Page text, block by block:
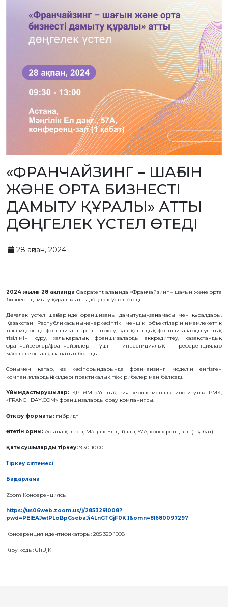
РЕКВИЗИТТЕРІ
АЛМАТЫ
ФИЛИАЛЫ
ЫНТЫМАҚТАСТЫҚ
БОС
ОРЫНДАР
«ҚАЗАҚСТАННЫҢ
ЗИЯТКЕРЛІК
МЕНШІГІ»
ЖУРНАЛЫ
САТЫП
АЛУЛАР
СЫБАЙЛАС
ЖЕМҚОРЛЫҚҚА
ҚИМЫЛ
ФОРУМЫ
ПАЙДАЛЫ
МОДЕЛЬДЕР
ӨНЕРКӘСІПТІК
ҮЛГІЛЕР
СЕЛЕКЦИЯЛЫҚ
ЖЕТІСТІКТЕР
ТАУАР
БЕЛГІЛЕРІ
ШЫҒАРЫЛҒАН
ЖЕРДIҢ
ГЕОГРАФИЯЛЫҚ
НҰСҚАМАЛАР
ИНТЕГРАЛДЫҚ
МИКРОСХЕМА
ҚҰҚЫҚТАР
ДИРЕКТОРДЫҢ
КАРТА
НҰСҚАМАЛАР
ТАУАРЛАР
«ФРАНЧАЙЗИНГ – ШАҒЫН
ЖӘНЕ ОРТА БИЗНЕСТІ
ДАМЫТУ ҚҰРАЛЫ» АТТЫ
ДӨҢГЕЛЕК ҮСТЕЛ ӨТЕДІ
28 ақпан, 2024
2024 жылғы 28 ақпанда Qazpatent алаңында «Франчайзинг – шағын және орта
бизнесті дамыту құралы» атты дөңгелек үстел өтеді.
Дөңгелек үстел шеңберінде франшизаны дамытудың заңнамасы мен құралдары,
Қазақстан Республикасының өнеркәсіптік меншік объектілерінің мемлекеттік
тізілімдерінде франшиза шартын тіркеу, қазақстандық франшизалардың ұлттық
тізілімін құру, халықаралық франшизаларды аккредиттеу, қазақстандық
франчайзерлер/франчайзилер үшін инвестициялық преференциялар
мәселелері талқыланатын болады.
Сонымен қатар, өз кәсіпорындарында франчайзинг моделін енгізген
компаниялардың өкілдері практикалық тәжірибелерімен бөліседі.
Ұйымдастырушылар: ҚР ӘМ «Ұлттық зияткерлік меншік институты» РМК,
«FRANCHDAY.COM» франшизаларды орау компаниясы.
Өткізу форматы: гибридті
Өтетін орны: Астана қаласы, Мәңгілік Ел даңғылы, 57А, конференц зал (1 қабат)
Қатысушыларды тіркеу: 9:30-10:00
Тіркеу сілтемесі
Бағдарлама
Zoom Конференциясы
https://us06web.zoom.us/j/2853291008?
pwd=PElEAJwtPLoBpGsebaJi4LnGTGjF0K.1&omn=81680097297
Конференция идентификаторы: 285 329 1008
Кіру коды: 6TiUjK